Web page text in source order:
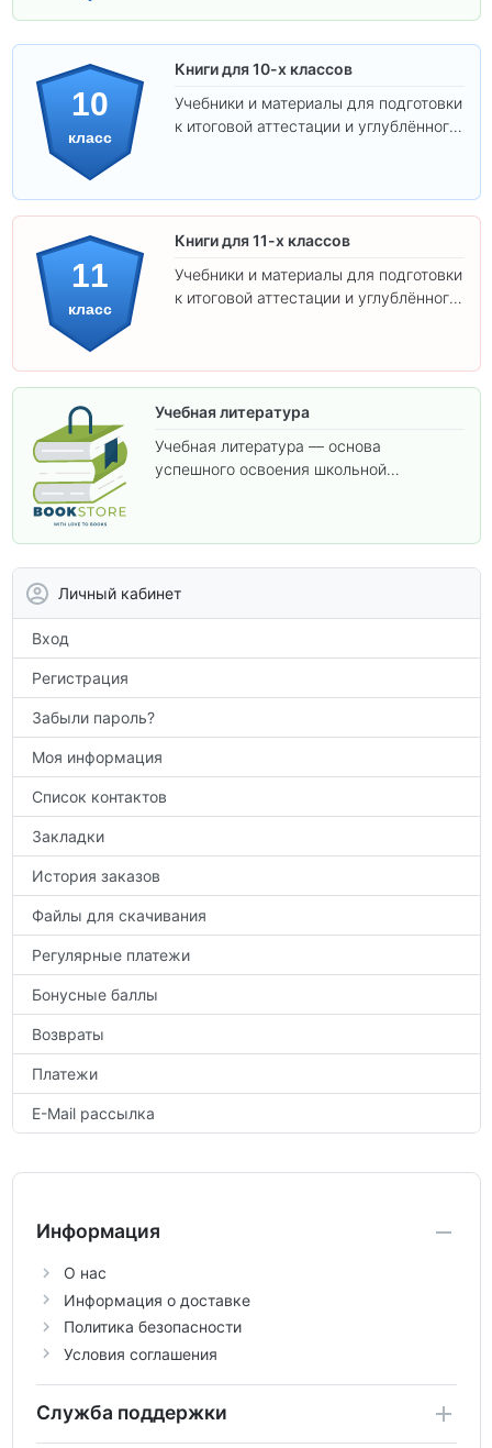
10
класс
Книги для 10-х классов
Учебники и материалы для подготовки
к итоговой аттестации и углублённого
11
класс
Книги для 11-х классов
Учебники и материалы для подготовки
к итоговой аттестации и углублённого
Учебная литература
Учебная литература — основа
успешного освоения школьной
Личный кабинет
Вход
Регистрация
Забыли пароль?
Моя информация
Список контактов
Закладки
История заказов
Файлы для скачивания
Регулярные платежи
Бонусные баллы
Возвраты
Платежи
E-Mail рассылка
Информация
О нас
Информация о доставке
Политика безопасности
Условия соглашения
Служба поддержки